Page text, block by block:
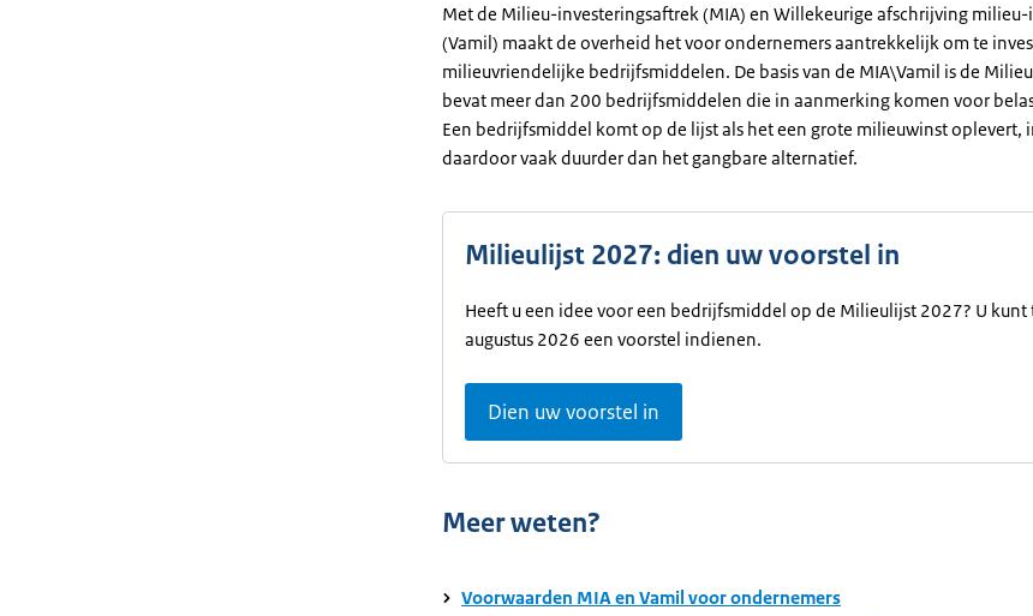
Met de Milieu-investeringsaftrek (MIA) en Willekeurige afschrijving
(Vamil) maakt de overheid het voor ondernemers aantrekkelijk om te
milieuvriendelijke bedrijfsmiddelen. De basis van de MIA\Vamil is de
bevat meer dan 200 bedrijfsmiddelen die in aanmerking komen voor
Een bedrijfsmiddel komt op de lijst als het een grote milieuwinst oplevert,
daardoor vaak duurder dan het gangbare alternatief.
Milieulijst 2027: dien uw voorstel in
Heeft u een idee voor een bedrijfsmiddel op de Milieulijst 2027? U kunt
augustus 2026 een voorstel indienen.
Dien uw voorstel in
Meer weten?
Voorwaarden MIA en Vamil voor ondernemers